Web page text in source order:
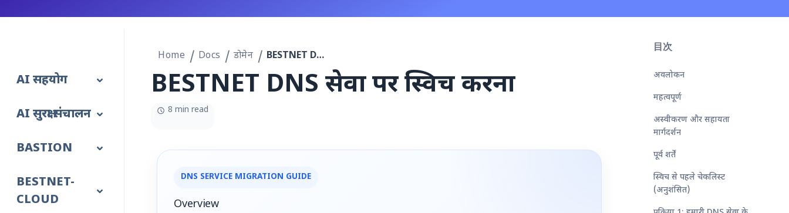
AI सहयोग
AI सुरक्षा संचालन
BASTION
BESTNET-
CLOUD
Home Docs डोमेन BESTNET DNS सेवा पर स्विच करना
BESTNET DNS सेवा पर स्विच करना
8 min read
DNS SERVICE MIGRATION GUIDE
Overview
目次
अवलोकन
महत्वपूर्ण
अस्वीकरण और सहायता
मार्गदर्शन
पूर्व शर्तें
स्विच से पहले चेकलिस्ट
(अनुशंसित)